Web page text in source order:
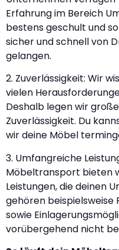
Erfahrung im Bereich
bestens geschult und
sicher und schnell von
gelangen.
2. Zuverlässigkeit: Wir
vielen
Deshalb legen wir
Zuverlässigkeit. Du
wir deine Möbel
3. Umfangreiche
Möbeltransport bieten
Leistungen, die deinen
gehören
sowie
vorübergehend nicht